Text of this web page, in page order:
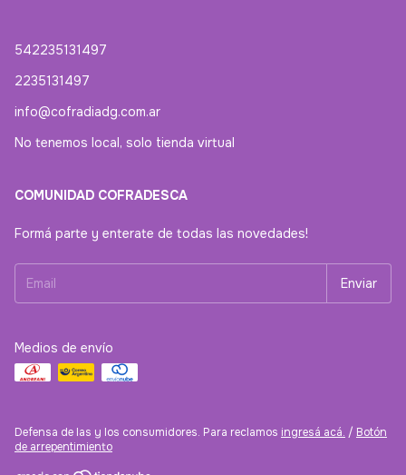
542235131497
2235131497
info@cofradiadg.com.ar
No tenemos local, solo tienda virtual
COMUNIDAD COFRADESCA
Formá parte y enterate de todas las novedades!
Medios de envío
Defensa de las y los consumidores. Para reclamos ingresá acá. / Botón
de arrepentimiento